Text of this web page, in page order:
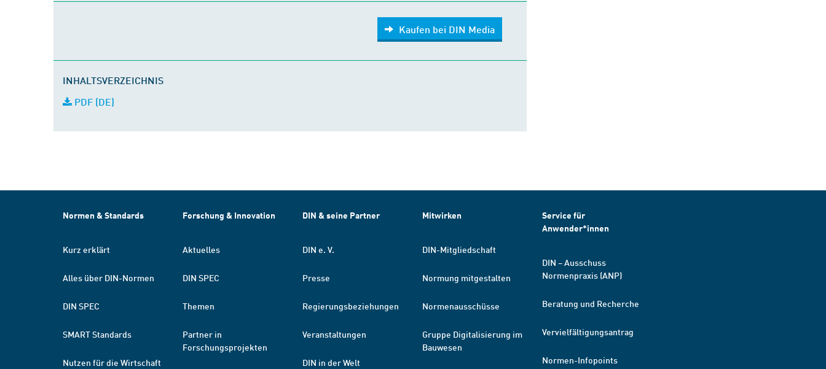
Kaufen bei DIN Media
INHALTSVERZEICHNIS
PDF (DE)
Normen & Standards
Kurz erklärt
Alles über DIN-Normen
DIN SPEC
SMART Standards
Nutzen für die Wirtschaft
Forschung & Innovation
Aktuelles
DIN SPEC
Themen
Partner in
Forschungsprojekten
DIN & seine Partner
DIN e. V.
Presse
Regierungsbeziehungen
Veranstaltungen
DIN in der Welt
Mitwirken
DIN-Mitgliedschaft
Normung mitgestalten
Normenausschüsse
Gruppe Digitalisierung im
Bauwesen
Service für
Anwender*innen
DIN – Ausschuss
Normenpraxis (ANP)
Beratung und Recherche
Vervielfältigungsantrag
Normen-Infopoints